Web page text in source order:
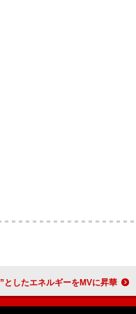
Novel Core×JESSE（RIZE/The BONEZ）共演、“ビリビリ”としたエネルギーをMVに昇華